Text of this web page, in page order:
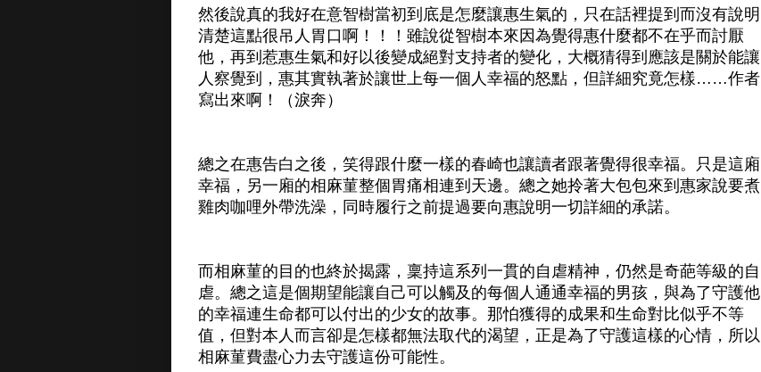
然後說真的我好在意智樹當初到底是怎麼讓惠生氣的，只在話裡提到而沒有說明
清楚這點很吊人胃口啊！！！雖說從智樹本來因為覺得惠什麼都不在乎而討厭
他，再到惹惠生氣和好以後變成絕對支持者的變化，大概猜得到應該是關於能讓
人察覺到，惠其實執著於讓世上每一個人幸福的怒點，但詳細究竟怎樣……作者
寫出來啊！（淚奔）
總之在惠告白之後，笑得跟什麼一樣的春崎也讓讀者跟著覺得很幸福。只是這廂
幸福，另一廂的相麻菫整個胃痛相連到天邊。總之她拎著大包包來到惠家說要煮
雞肉咖哩外帶洗澡，同時履行之前提過要向惠說明一切詳細的承諾。
而相麻菫的目的也終於揭露，稟持這系列一貫的自虐精神，仍然是奇葩等級的自
虐。總之這是個期望能讓自己可以觸及的每個人通通幸福的男孩，與為了守護他
的幸福連生命都可以付出的少女的故事。那怕獲得的成果和生命對比似乎不等
值，但對本人而言卻是怎樣都無法取代的渴望，正是為了守護這樣的心情，所以
相麻菫費盡心力去守護這份可能性。